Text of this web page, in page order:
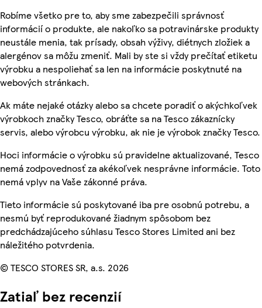
Robíme všetko pre to, aby sme zabezpečili správnosť
informácií o produkte, ale nakoľko sa potravinárske produkty
neustále menia, tak prísady, obsah výživy, diétnych zložiek a
alergénov sa môžu zmeniť. Mali by ste si vždy prečítať etiketu
výrobku a nespoliehať sa len na informácie poskytnuté na
webových stránkach.
Ak máte nejaké otázky alebo sa chcete poradiť o akýchkoľvek
výrobkoch značky Tesco, obráťte sa na Tesco zákaznícky
servis, alebo výrobcu výrobku, ak nie je výrobok značky Tesco.
Hoci informácie o výrobku sú pravidelne aktualizované, Tesco
nemá zodpovednosť za akékoľvek nesprávne informácie. Toto
nemá vplyv na Vaše zákonné práva.
Tieto informácie sú poskytované iba pre osobnú potrebu, a
nesmú byť reprodukované žiadnym spôsobom bez
predchádzajúceho súhlasu Tesco Stores Limited ani bez
náležitého potvrdenia.
© TESCO STORES SR, a.s. 2026
Zatiaľ bez recenzií